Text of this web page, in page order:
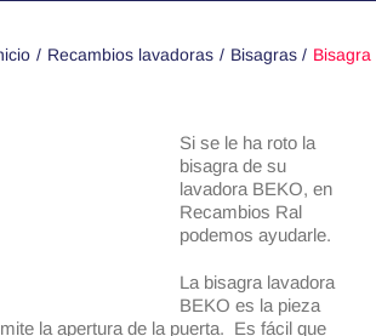
Recambios lavadoras Bisagras
Si se le ha roto la
bisagra de su
lavadora BEKO, en
Recambios Ral
podemos ayudarle.
La bisagra lavadora
BEKO es la pieza
la apertura de la puerta. Es fácil que